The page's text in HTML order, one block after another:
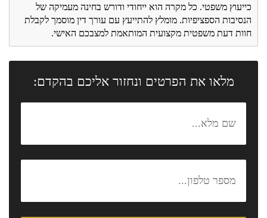
כייעוץ משפטי. כל מקרה הוא ייחודי ודורש בחינה מעמיקה של
הנסיבות הספציפיות. מומלץ להתייעץ עם עורך דין מוסמך לקבלת
חוות דעת משפטית מקצועית המותאמת למצבכם האישי.
מלאו את הפרטים ונחזור אליכם בהקדם: